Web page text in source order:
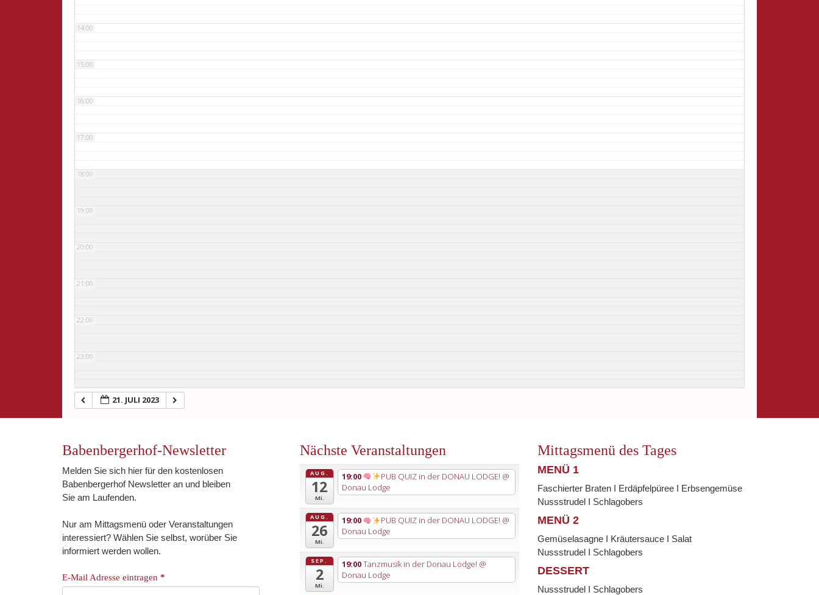
14:00
15:00
16:00
17:00
18:00
19:00
20:00
21:00
22:00
23:00
21. JULI 2023
Babenbergerhof-Newsletter
Melden Sie sich hier für den kostenlosen
Babenbergerhof Newsletter an und bleiben
Sie am Laufenden.
Nur am Mittagsmenü oder Veranstaltungen
interessiert? Wählen Sie selbst, worüber Sie
informiert werden wollen.
E-Mail Adresse eintragen *
Nächste Veranstaltungen
AUG.
12
Mi.
19:00 PUB QUIZ in der DONAU LODGE! @
Donau Lodge
AUG.
26
Mi.
19:00 PUB QUIZ in der DONAU LODGE! @
Donau Lodge
SEP.
2
Mi.
19:00Tanzmusik in der Donau Lodge! @
Donau Lodge
Mittagsmenü des Tages
MENÜ 1
Faschierter Braten I Erdäpfelpüree I Erbsengemüse
Nussstrudel I Schlagobers
MENÜ 2
Gemüselasagne I Kräutersauce I Salat
Nussstrudel I Schlagobers
DESSERT
Nussstrudel I Schlagobers